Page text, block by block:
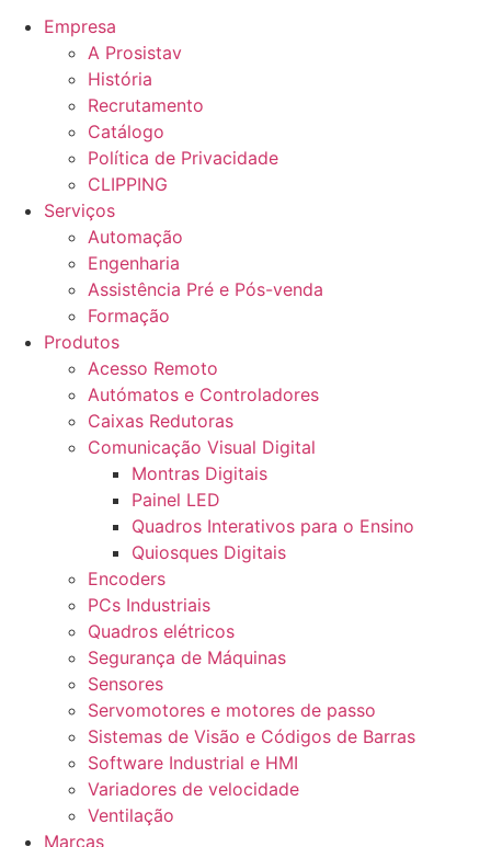
Empresa
A Prosistav
História
Recrutamento
Catálogo
Política de Privacidade
CLIPPING
Serviços
Automação
Engenharia
Assistência Pré e Pós-venda
Formação
Produtos
Acesso Remoto
Autómatos e Controladores
Caixas Redutoras
Comunicação Visual Digital
Montras Digitais
Painel LED
Quadros Interativos para o Ensino
Quiosques Digitais
Encoders
PCs Industriais
Quadros elétricos
Segurança de Máquinas
Sensores
Servomotores e motores de passo
Sistemas de Visão e Códigos de Barras
Software Industrial e HMI
Variadores de velocidade
Ventilação
Marcas